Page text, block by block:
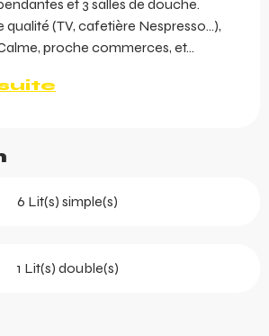
et 3 salles de douche.
qualité (TV, cafetière Nespresso…),
proche commerces, et...
6 Lit(s) simple(s)
1 Lit(s) double(s)